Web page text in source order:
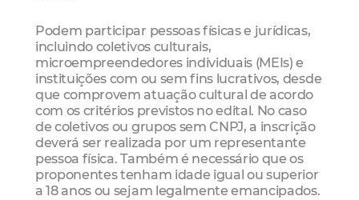
Podem participar pessoas físicas e jurídicas,
incluindo coletivos culturais,
microempreendedores individuais (MEIs) e
instituições com ou sem fins lucrativos, desde
que comprovem atuação cultural de acordo
com os critérios previstos no edital. No caso
de coletivos ou grupos sem CNPJ, a inscrição
deverá ser realizada por um representante
pessoa física. Também é necessário que os
proponentes tenham idade igual ou superior
a 18 anos ou sejam legalmente emancipados.